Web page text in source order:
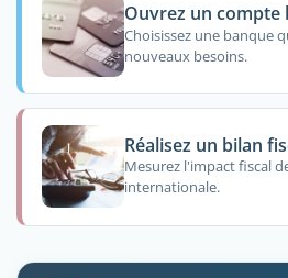
Ouvrez un compte
Choisissez une banque
nouveaux besoins.
Réalisez un bilan
Mesurez l'impact fiscal
internationale.